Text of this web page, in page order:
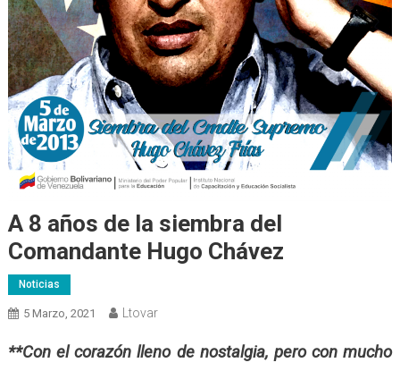
A 8 años de la siembra del
Comandante Hugo Chávez
Noticias
5 Marzo, 2021 Ltovar
**Con el corazón lleno de nostalgia, pero con mucho